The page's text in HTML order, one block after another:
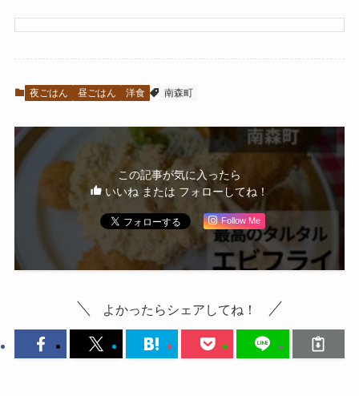
夜ごはん 昼ごはん 洋食 南森町
この記事が気に入ったら
いいね または フォローしてね！
Follow Me
よかったらシェアしてね！